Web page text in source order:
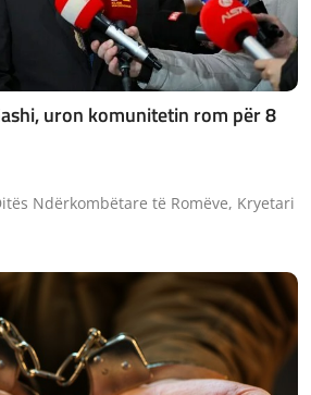
uron komunitetin rom për 8
Ndërkombëtare të Romëve, Kryetari